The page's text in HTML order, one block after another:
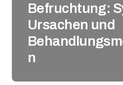
Befruchtung:
Ursachen und
n